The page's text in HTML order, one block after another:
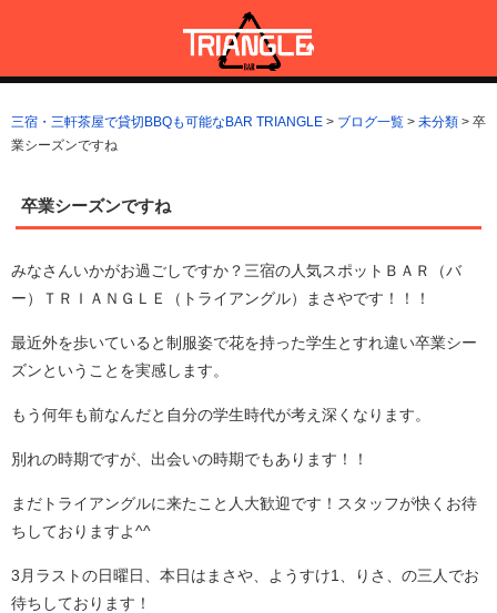
ン
へ
ス
三宿・三軒茶屋で貸切BBQも可能なBAR TRIANGLE
三宿・三軒茶屋A5ランクの貸切BBQも可能なBAR TRIANGLE(バー・
トライアングル)
三宿・三軒茶屋で貸切BBQも可能なBAR TRIANGLE > ブログ一覧 > 未分類 > 卒
業シーズンですね
卒業シーズンですね
みなさんいかがお過ごしですか？三宿の人気スポットＢＡＲ（バ
ー）ＴＲＩＡＮＧＬＥ（トライアングル）まさやです！！！
最近外を歩いていると制服姿で花を持った学生とすれ違い卒業シー
ズンということを実感します。
もう何年も前なんだと自分の学生時代が考え深くなります。
別れの時期ですが、出会いの時期でもあります！！
まだトライアングルに来たこと人大歓迎です！スタッフが快くお待
ちしておりますよ^^
3月ラストの日曜日、本日はまさや、ようすけ1、りさ、の三人でお
待ちしております！